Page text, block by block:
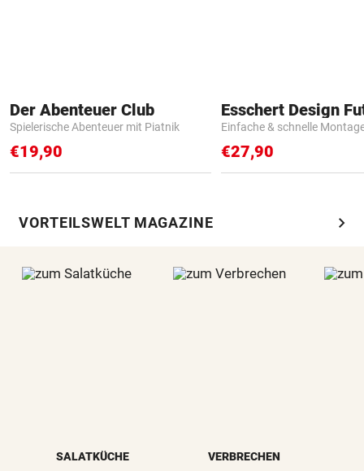
Der Abenteuer Club
Spielerische Abenteuer mit Piatnik
€19,90
Einfache & schnelle
€27,90
VORTEILSWELT MAGAZINE chevron_right
SALATKÜCHE VERBRECHEN